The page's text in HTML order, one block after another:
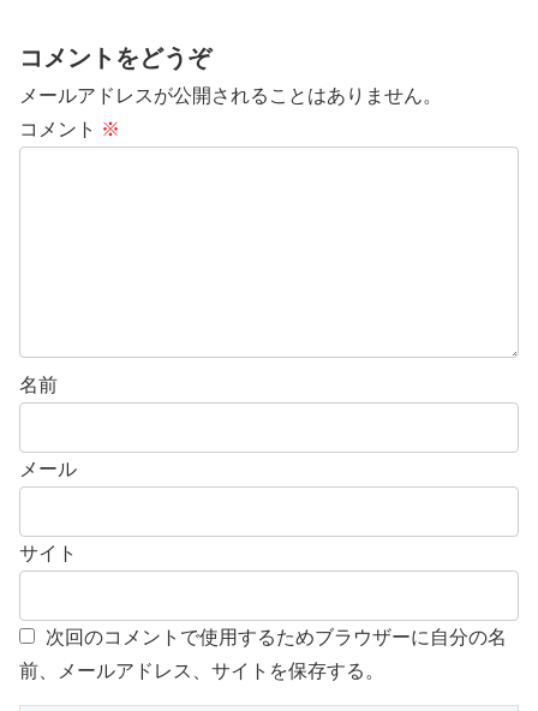
コメントをどうぞ
メールアドレスが公開されることはありません。
コメント ※
名前
メール
サイト
次回のコメントで使用するためブラウザーに自分の名
前、メールアドレス、サイトを保存する。